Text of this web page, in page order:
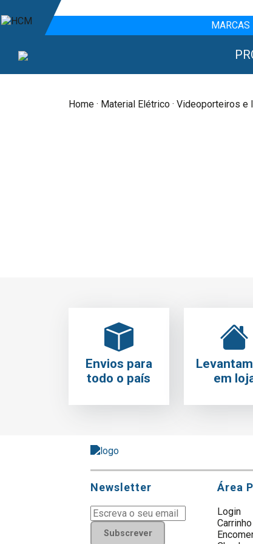
MARCAS
Home· Material Elétrico· Videoporteiros e
Envios para
todo o país
em
Newsletter
Subscrever
Área
Login
Carrinho